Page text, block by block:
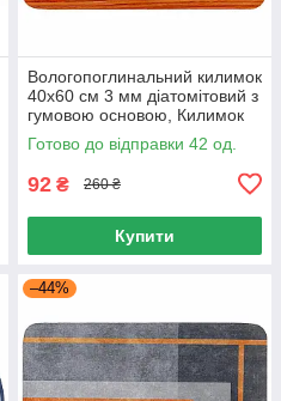
Вологопоглинальний килимок
40х60 см 3 мм діатомітовий з
гумовою основою, Килимок
для ванної 40х60
Антиковзний
Готово до відправки 42 од.
92 ₴ 260 ₴
Купити
–44%